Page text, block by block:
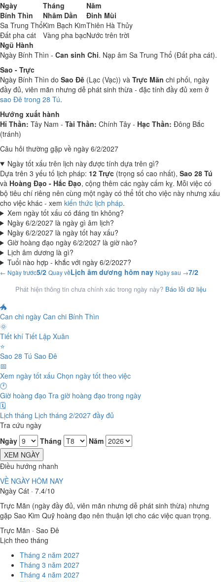
Ngày
Tháng
Năm
Bính Thìn
Nhâm Dần
Đinh Mùi
Sa Trung ThổKim Bạch KimThiên Hà Thủy
Đất pha cát
Vàng pha bạcNước trên trời
Ngũ Hành
Ngày Bính Thìn - Can sinh Chi. Nạp âm Sa Trung Thổ (Đất pha cát).
Sao - Trực
Ngày Bính Thìn do Sao Đê (Lạc (Vạc)) và Trực Mãn chi phối, ngày
đầy đủ, viên mãn nhưng dễ phát sinh thừa - đặc tính đầy đủ xem ở
sao Đê trong 28 Tú.
Hướng xuất hành
Hỉ Thần: Tây Nam - Tài Thần: Chính Tây - Hạc Thần: Đông Bắc
(tránh)
Câu hỏi thường gặp về ngày 6/2/2027
Ngày tốt xấu trên lịch này được tính dựa trên gì?
Dựa trên 3 yếu tố lịch pháp: 12 Trực (trọng số cao nhất), Sao 28 Tú
và Hoàng Đạo - Hắc Đạo, cộng thêm các ngày cấm kỵ. Mỗi việc có
bộ tiêu chí riêng nên cùng một ngày có thể tốt cho việc này nhưng xấu
cho việc khác - xem kiến thức lịch pháp.
Xem ngày tốt xấu có đáng tin không?
Ngày 6/2/2027 là ngày gì âm lịch?
Ngày 6/2/2027 là ngày tốt hay xấu?
Giờ hoàng đạo ngày 6/2/2027 là giờ nào?
Lịch âm dương là gì?
Tuổi nào hợp - khắc với ngày 6/2/2027?
← Ngày trước5/2 Quay vềLịch âm dương hôm nay Ngày sau →7/2
Phát hiện thông tin chưa chính xác trong ngày này? Báo lỗi dữ liệu
🐲
Can chi ngày Can chi Bính Thìn
🌞
Tiết khí Tiết Lập Xuân
⭐
Sao 28 Tú Sao Đê
📅
Xem ngày tốt xấu Chọn ngày tốt theo việc
🕐
Giờ hoàng đạo Tra giờ hoàng đạo trong ngày
🗓️
Lịch tháng Lịch tháng 2/2027 đầy đủ
Tra cứu ngày
Ngày
Tháng
Năm
XEM NGÀY
Điều hướng nhanh
VỀ NGÀY HÔM NAY
Ngày Cát · 7.4/10
Trực Mãn (ngày đầy đủ, viên mãn nhưng dễ phát sinh thừa) nhưng
gặp Sao Kim Quỹ hoàng đạo nên thuận lợi cho các việc quan trọng.
Trực Mãn · Sao Đê
Lịch theo tháng
Tháng 2 năm 2027
Tháng 3 năm 2027
Tháng 4 năm 2027